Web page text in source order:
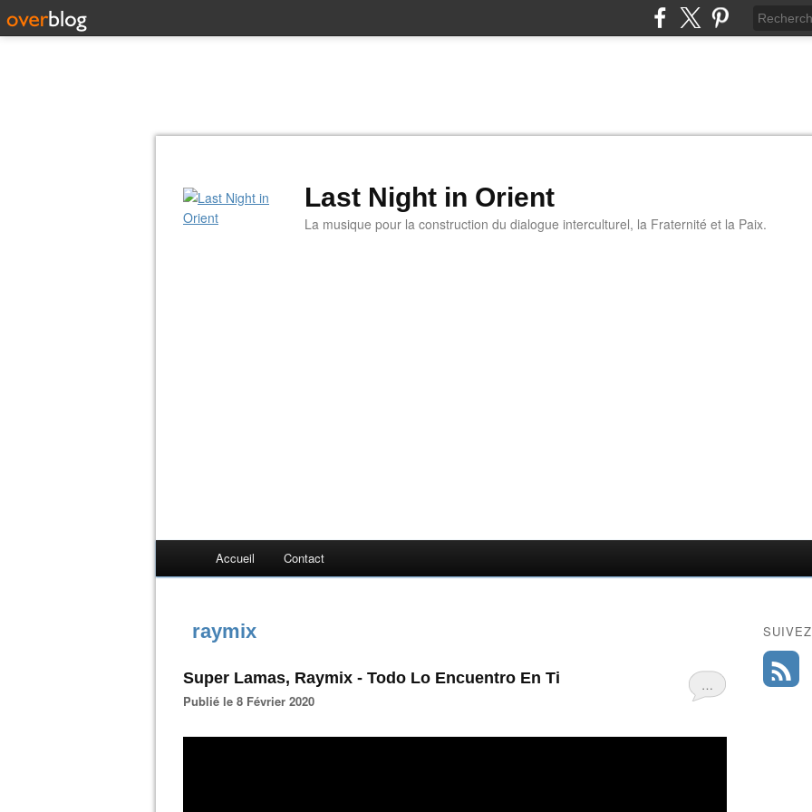
Last Night in Orient
La musique pour la construction du dialogue interculturel, la Fraternité et la Paix.
Accueil Contact
raymix
…
Super Lamas, Raymix - Todo Lo Encuentro En Ti
Publié le 8 Février 2020